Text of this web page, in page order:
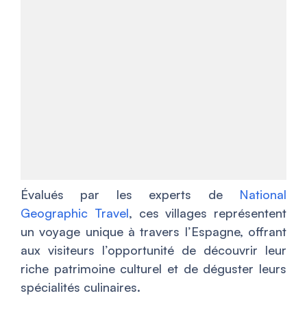
Évalués par les experts de National
Geographic Travel, ces villages représentent
un voyage unique à travers l’Espagne, offrant
aux visiteurs l’opportunité de découvrir leur
riche patrimoine culturel et de déguster leurs
spécialités culinaires.